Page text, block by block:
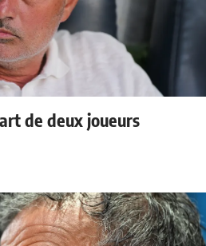
de deux joueurs